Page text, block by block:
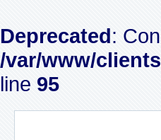
Deprecated:
/var/www/
line 95